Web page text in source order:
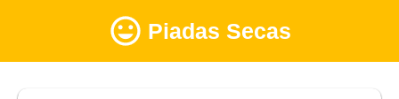
Piadas Secas